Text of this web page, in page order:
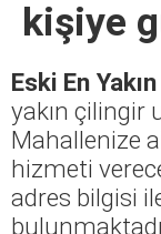
kişiye
Eski En
yakın çilingir
Mahallenize
hizmeti
adres bilgisi